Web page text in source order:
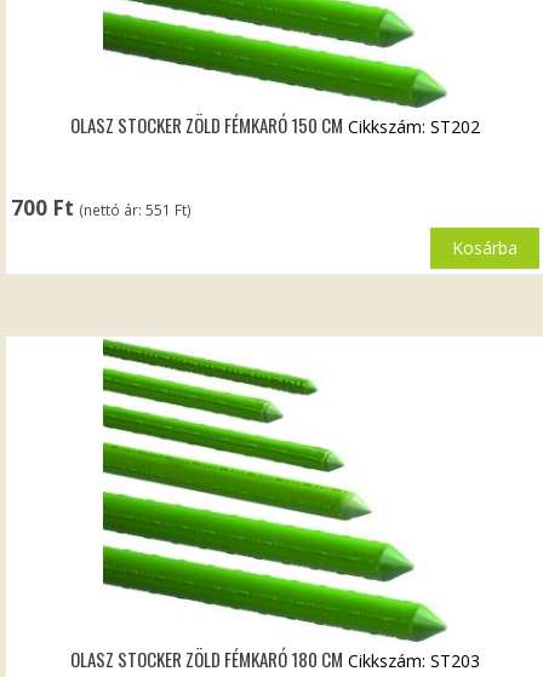
OLASZ STOCKER ZÖLD FÉMKARÓ 150 CM
700 Ft (nettó ár:551 Ft)
Cikkszám: ST202
Kosárba
OLASZ STOCKER ZÖLD FÉMKARÓ 180 CM Cikkszám: ST203